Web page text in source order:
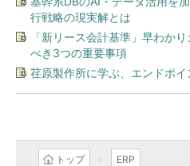
行戦略の現実解とは
「新リース会計基準」早わか
べき3つの重要事項
荏原製作所に学ぶ、エンドポ
トップ ERP